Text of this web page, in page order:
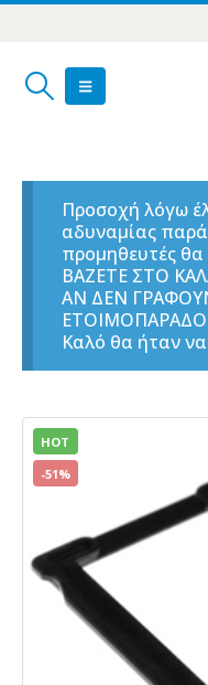
Προσοχή λόγω
αδυναμίας
προμηθευτές
ΒΑΖΕΤΕ ΣΤΟ
ΑΝ ΔΕΝ
Καλό θα ήταν να
HOT
-51%